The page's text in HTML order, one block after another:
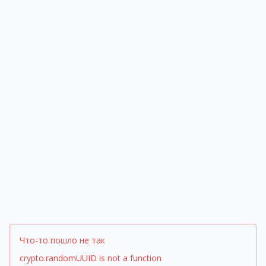
Что-то пошло не так
crypto.randomUUID is not a function